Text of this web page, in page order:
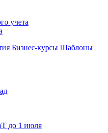
учета
Бизнес-курсы Шаблоны
до 1 июля